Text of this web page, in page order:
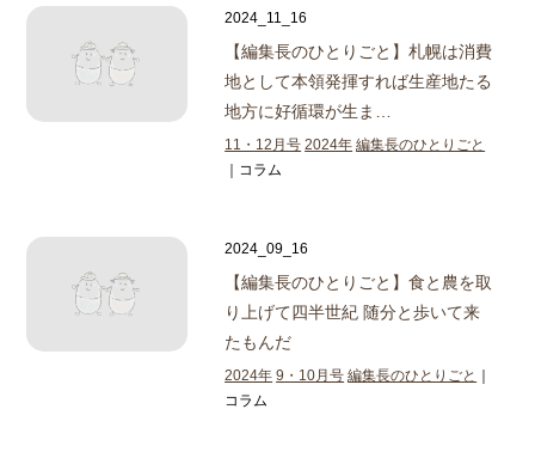
2024_11_16
【編集長のひとりごと】札幌は消費
地として本領発揮すれば生産地たる
地方に好循環が生ま…
11・12月号 2024年 編集長のひとりごと
｜コラム
2024_09_16
【編集長のひとりごと】食と農を取
り上げて四半世紀 随分と歩いて来
たもんだ
2024年 9・10月号 編集長のひとりごと ｜
コラム